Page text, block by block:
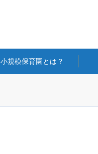
小規模保育園とは？